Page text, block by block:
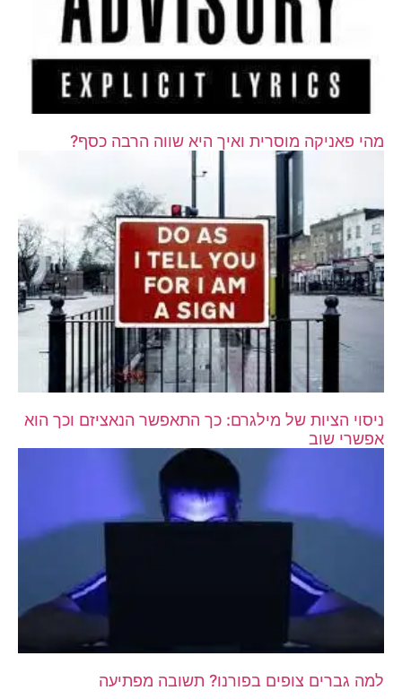
מהי פאניקה מוסרית ואיך היא שווה הרבה כסף?
ניסוי הציות של מילגרם: כך התאפשר הנאציזם וכך הוא
אפשרי שוב
למה גברים צופים בפורנו? תשובה מפתיעה